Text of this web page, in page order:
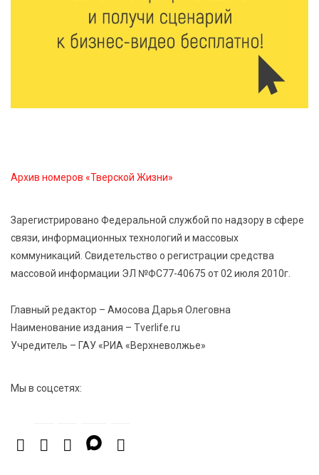
«Эстафету чемпионов» провели на площади
Оленинского Дома культуры
день
7 Авг 2026 23:02 389
В Тверской области стартовала четвертая смена:
инспекторы ГИБДД напомнили школьникам
правила безопасности в автобусах
Архив номеров «Тверской Жизни»
Зарегистрировано Федеральной службой по надзору в сфере
связи, информационных технологий и массовых
коммуникаций. Свидетельство о регистрации средства
массовой информации ЭЛ №ФС77-40675 от 02 июля 2010г.
Главный редактор – Амосова Дарья Олеговна
Наименование издания – Tverlife.ru
Учредитель – ГАУ «РИА «Верхневолжье»
Мы в соцсетях: